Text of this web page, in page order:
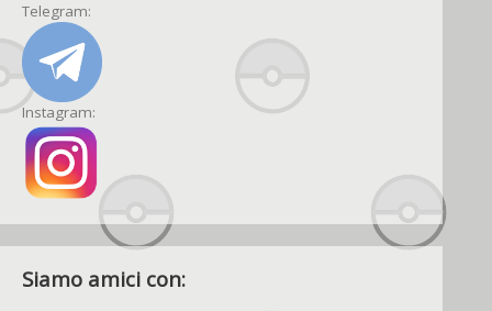
Telegram:
Instagram:
Siamo amici con: